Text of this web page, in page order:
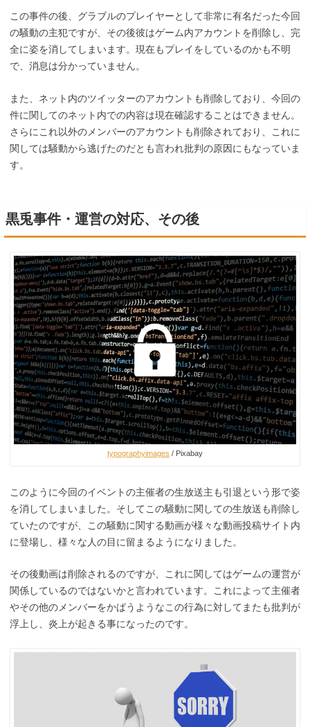
この事件の後、グラブルのプレイヤーとして非常に有名だった今回
の騒動の主犯ですが、その後彼はゲーム内アカウントを削除し、完
全に姿を消してしまいます。現在もプレイをしているのかも不明
で、消息は分かっていません。
また、ネット内のツイッターのアカウントも削除しており、今回の
件に関してのネット内での内容は現在確認することはできません。
さらにこれ以外のメンバーのアカウントも削除されており、これに
関しては騒動から逃げたのだとも言われ批判の原因にもなっていま
す。
黒兎事件・運営の対応、その後
typographyimages / Pixabay
このように今回のイベントの主催者の生放送主も引退という形で姿
を消してしまいました。そしてこの騒動に関しての生放送も削除し
ていたのですが、この騒動に関する動画が様々な動画投稿サイト内
に登場し、様々な人の目に留まるようになりました。
その後動画は削除されるのですが、これに関してはゲームの運営が
関係しているのではないかと言われています。これによって主催者
やその他のメンバーをかばうようなこの行為に対してまたも批判が
浮上し、炎上が起きる事になったのです。